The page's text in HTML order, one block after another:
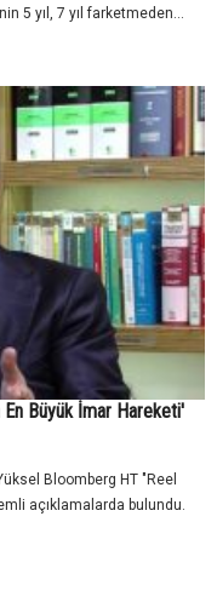
5 yıl, 7 yıl farketmeden...
Büyük İmar Hareketi'
Bloomberg HT "Reel
açıklamalarda bulundu.